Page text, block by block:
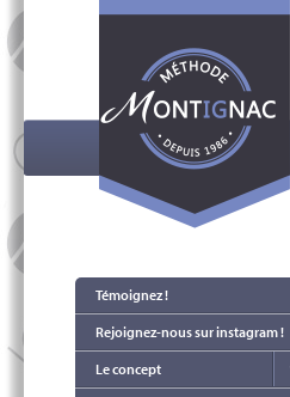
Témoignez !
Rejoignez-nous sur instagram !
Le concept